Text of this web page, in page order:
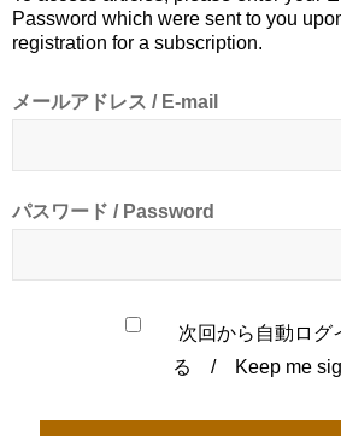
Password which were sent to you
registration for a subscription.
メールアドレス / E-mail
パスワード / Password
次回から自動ログ
る / Keep me